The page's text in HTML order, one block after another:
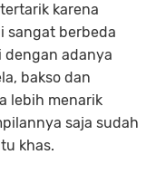
karena
sangat berbeda
dengan adanya
bakso dan
lebih menarik
saja sudah
khas.